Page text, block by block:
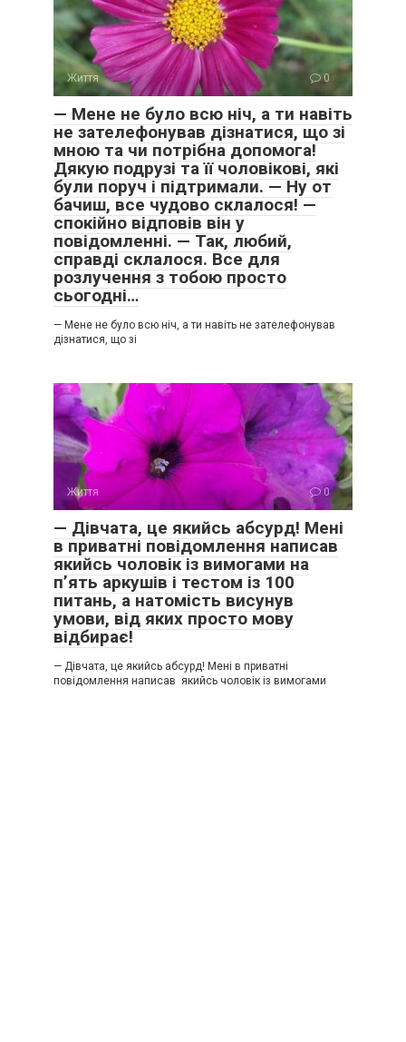
Життя 0
— Мене не було всю ніч, а ти навіть
не зателефонував дізнатися, що зі
мною та чи потрібна допомога!
Дякую подрузі та її чоловікові, які
були поруч і підтримали. — Ну от
бачиш, все чудово склалося! —
спокійно відповів він у
повідомленні. — Так, любий,
справді склалося. Все для
розлучення з тобою просто
сьогодні…
— Мене не було всю ніч, а ти навіть не зателефонував
дізнатися, що зі
Життя 0
— Дівчата, це якийсь абсурд! Мені
в приватні повідомлення написав
якийсь чоловік із вимогами на
п’ять аркушів і тестом із 100
питань, а натомість висунув
умови, від яких просто мову
відбирає!
— Дівчата, це якийсь абсурд! Мені в приватні
повідомлення написав якийсь чоловік із вимогами